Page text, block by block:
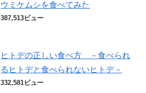
ウミケムシを食べてみた
387,513ビュー
ヒトデの正しい食べ方 －食べられ
るヒトデと食べられないヒトデ－
332,581ビュー